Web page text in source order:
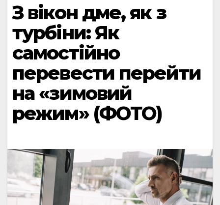
З вікон дме, як з
турбіни: Як
самостійно
перевести перейти
на «зимовий
режим» (ФОТО)